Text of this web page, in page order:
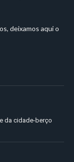
deixamos aqui o
da cidade-berço